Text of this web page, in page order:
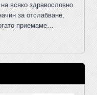
всяко здравословно
за отслабване,
приемаме…